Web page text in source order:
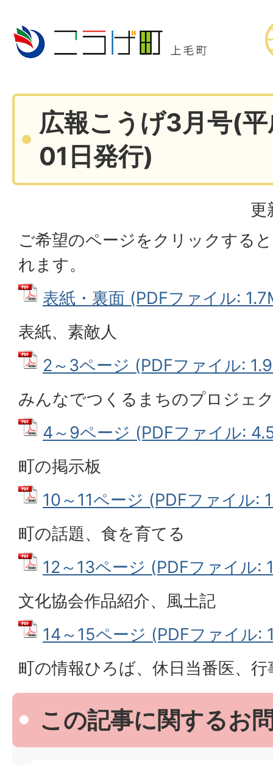
広報こうげ3月号(
01日発行)
更
ご希望のページをクリックする
れます。
表紙・裏面 (PDFファイル:
表紙、素敵人
2～3ページ (PDFファイル:
みんなでつくるまちのプロジェ
4～9ページ (PDFファイル:
町の掲示板
10～11ページ (PDFファイル:
町の話題、食を育てる
12～13ページ (PDFファイル:
文化協会作品紹介、風土記
14～15ページ (PDFファイル:
町の情報ひろば、休日当番医、行
この記事に関するお